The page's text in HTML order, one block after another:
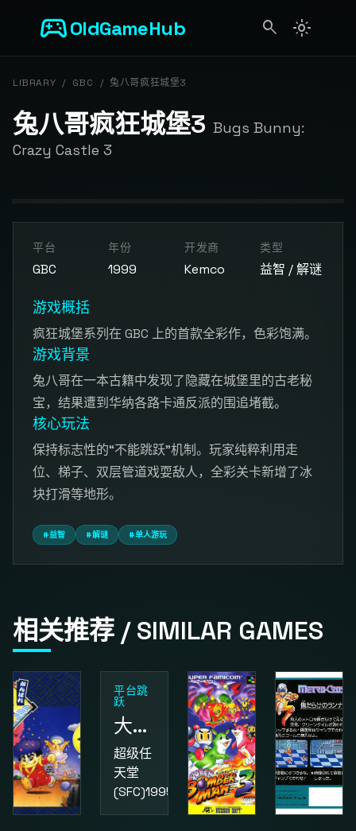
sports_esportsOldGameHub search light_mode
LIBRARY / GBC / 兔八哥疯狂城堡3
兔八哥疯狂城堡3 Bugs Bunny:
Crazy Castle 3
开始游戏
点击按钮加载游戏模拟器
平台
GBC
年份
1999
开发商
Kemco
类型
益智 / 解谜
游戏概括
疯狂城堡系列在 GBC 上的首款全彩作，色彩饱满。
游戏背景
兔八哥在一本古籍中发现了隐藏在城堡里的古老秘
宝，结果遭到华纳各路卡通反派的围追堵截。
核心玩法
保持标志性的“不能跳跃”机制。玩家纯粹利用走
位、梯子、双层管道戏耍敌人，全彩关卡新增了冰
块打滑等地形。
#益智 #解谜 #单人游玩
相关推荐 / SIMILAR GAMES
平台跳
跃
大金刚国度2
超级任
天堂
(SFC)1995